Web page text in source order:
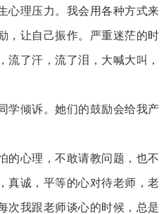
理压力。我会用各种方式来
，让自己振作。严重迷茫的时
流了汗，流了泪，大喊大叫，
倾诉。她们的鼓励会给我产
心理，不敢请教问题，也不
真诚，平等的心对待老师，老
次我跟老师谈心的时候，总是